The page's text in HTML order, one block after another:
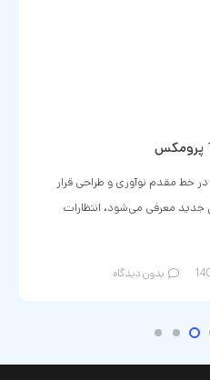
خط مقدم نوآوری و طراحی قرار
معرفی می‌شود، انتظارات
بدون دیدگاه